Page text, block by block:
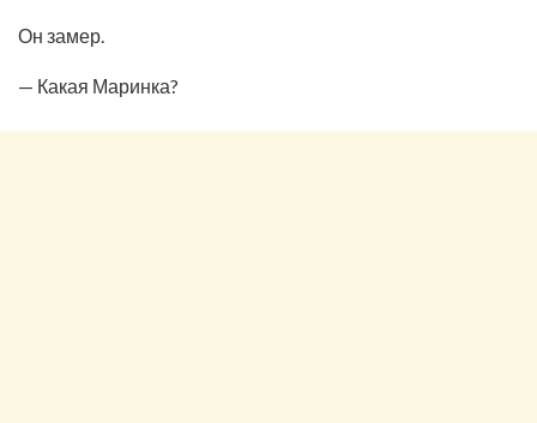
Он замер.
— Какая Маринка?